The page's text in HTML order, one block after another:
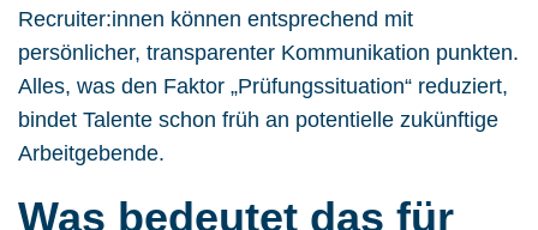
Recruiter:innen können entsprechend mit
persönlicher, transparenter Kommunikation punkten.
Alles, was den Faktor „Prüfungssituation“ reduziert,
bindet Talente schon früh an potentielle zukünftige
Arbeitgebende.
Was bedeutet das für